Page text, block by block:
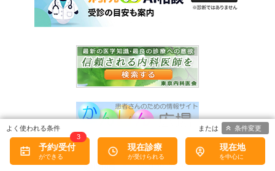
予約/受付
3
現在診療 現在地
条件変更